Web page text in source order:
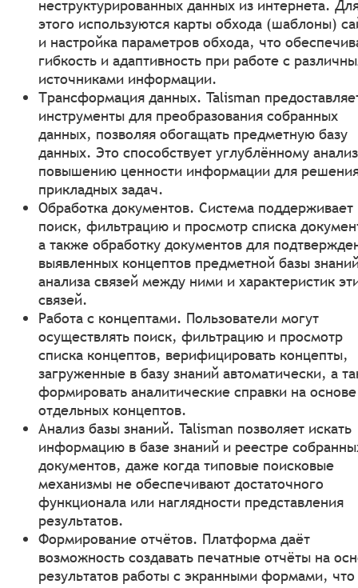
неструктурированных данных из интернета.
этого используются карты обхода (шаблоны)
и настройка параметров обхода, что
гибкость и адаптивность при работе с
источниками информации.
Трансформация данных. Talisman
инструменты для преобразования собранных
данных, позволяя обогащать предметную базу
данных. Это способствует углублённому
повышению ценности информации для
прикладных задач.
Обработка документов. Система поддерживает
поиск, фильтрацию и просмотр списка
а также обработку документов для
выявленных концептов предметной базы
анализа связей между ними и характеристик
связей.
Работа с концептами. Пользователи могут
осуществлять поиск, фильтрацию и просмотр
списка концептов, верифицировать концепты,
загруженные в базу знаний автоматически, а
формировать аналитические справки на основе
отдельных концептов.
Анализ базы знаний. Talisman позволяет искать
информацию в базе знаний и реестре
документов, даже когда типовые поисковые
механизмы не обеспечивают достаточного
функционала или наглядности представления
результатов.
Формирование отчётов. Платформа даёт
возможность создавать печатные отчёты на
результатов работы с экранными формами, что